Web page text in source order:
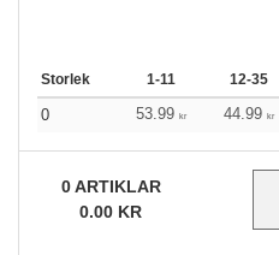
Storlek 1-11 12-35
0 53.99 kr 44.99 kr
0ARTIKLAR
0.00 KR